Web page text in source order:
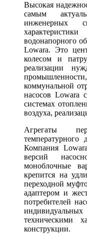
Высокая
самым
инженерных
водонапорного
Lowara. Это
колесом и
реализации
коммунальной
насосов Lowara
системах
воздуха,
Агрегаты
Компания
версий
моноблочные
крепится на
переходной
адаптером и
потребителей
техническими
конструкции.